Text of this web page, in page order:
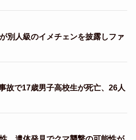
別人級のイメチェンを披露しファ
故で17歳男子高校生が死亡、26人